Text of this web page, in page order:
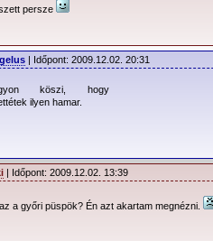
persze
| Időpont: 2009.12.02. 20:31
köszi, hogy
ilyen hamar.
| Időpont: 2009.12.02. 13:39
a győri püspök? Én azt akartam megnézni.